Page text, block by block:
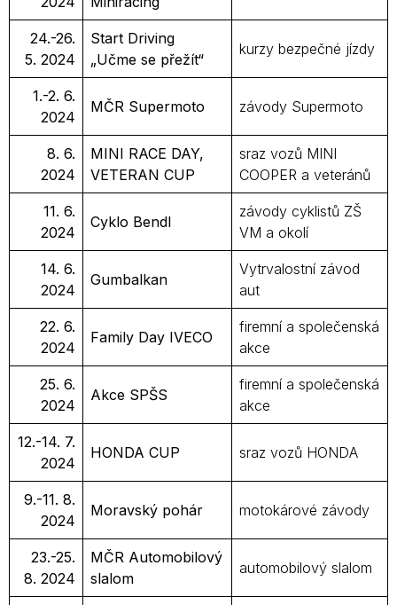
24.-26.
5. 2024
Start Driving
„Učme se přežít“
kurzy bezpečné jízdy
1.-2. 6.
2024
MČR Supermoto závody Supermoto
8. 6.
2024
MINI RACE DAY,
VETERAN CUP
sraz vozů MINI
COOPER a veteránů
11. 6.
2024
Cyklo Bendl
závody cyklistů ZŠ
VM a okolí
14. 6.
2024
Gumbalkan
Vytrvalostní závod
aut
22. 6.
2024
Family Day IVECO
firemní a společenská
akce
25. 6.
2024
Akce SPŠS
firemní a společenská
akce
12.-14. 7.
2024
HONDA CUP sraz vozů HONDA
9.-11. 8.
2024
Moravský pohár motokárové závody
23.-25.
8. 2024
MČR Automobilový
slalom
automobilový slalom